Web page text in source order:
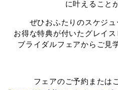
に叶えること
ぜひおふたりのスケジ
お得な特典が付いたグレイ
ブライダルフェアからご見
フェアのご予約または